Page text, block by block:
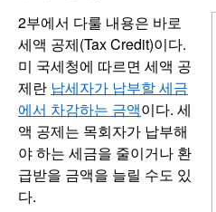
2부에서 다룰 내용은 바로
세액 공제(Tax Credit)이다.
미 국세청에 따르면 세액 공
제란 납세자가 납부할 세금
에서 차감하는 금액이다. 세
액 공제는 목회자가 납부해
야 하는 세금을 줄이거나 환
급받을 금액을 늘릴 수도 있
다.